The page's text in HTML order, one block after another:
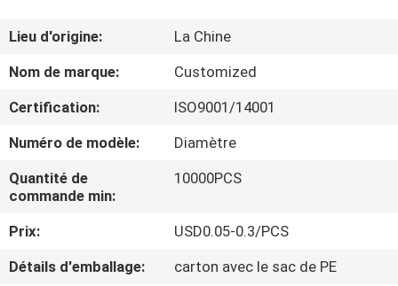
DE
NOUS
VISITE
D'USINE
CONTRÔLE
DE
QUALITÉ
Lieu d'origine:
La Chine
Nom de marque:
Customized
Certification:
ISO9001/14001
Numéro de modèle:
Diamètre
Quantité de
commande min:
10000PCS
Prix:
USD0.05-0.3/PCS
Détails d'emballage:
carton avec le sac de PE